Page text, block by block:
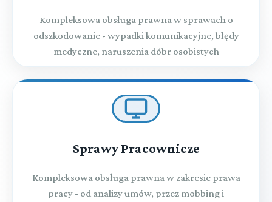
Kompleksowa obsługa prawna w sprawach o
odszkodowanie - wypadki komunikacyjne, błędy
medyczne, naruszenia dóbr osobistych
Sprawy Pracownicze
Kompleksowa obsługa prawna w zakresie prawa
pracy - od analizy umów, przez mobbing i